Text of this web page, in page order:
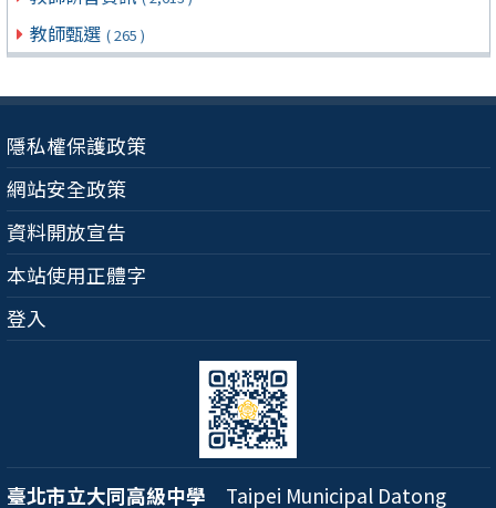
教師甄選 ( 265 )
隱私權保護政策
網站安全政策
資料開放宣告
本站使用正體字
登入
臺北市立大同高級中學 Taipei Municipal Datong